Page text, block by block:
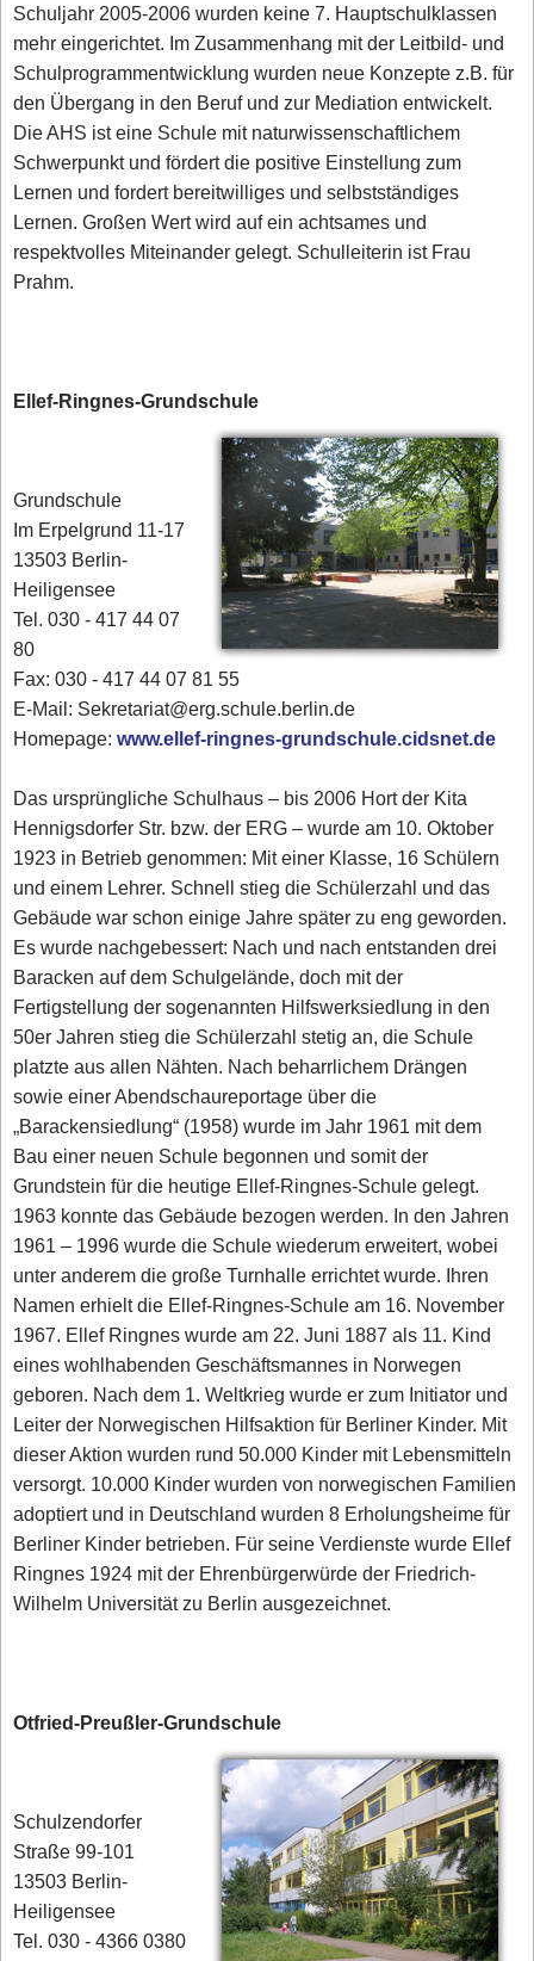
Schuljahr 2005-2006 wurden keine 7. Hauptschulklassen
mehr eingerichtet. Im Zusammenhang mit der Leitbild- und
Schulprogrammentwicklung wurden neue Konzepte z.B. für
den Übergang in den Beruf und zur Mediation entwickelt.
Die AHS ist eine Schule mit naturwissenschaftlichem
Schwerpunkt und fördert die positive Einstellung zum
Lernen und fordert bereitwilliges und selbstständiges
Lernen. Großen Wert wird auf ein achtsames und
respektvolles Miteinander gelegt. Schulleiterin ist Frau
Prahm.
Ellef-Ringnes-Grundschule
Grundschule
Im Erpelgrund 11-17
13503 Berlin-
Heiligensee
Tel. 030 - 417 44 07
80‎
Fax: 030 - 417 44 07 81 55
E-Mail: Sekretariat@erg.schule.berlin.de
Homepage:www.ellef-ringnes-grundschule.cidsnet.de
Das ursprüngliche Schulhaus – bis 2006 Hort der Kita
Hennigsdorfer Str. bzw. der ERG – wurde am 10. Oktober
1923 in Betrieb genommen: Mit einer Klasse, 16 Schülern
und einem Lehrer. Schnell stieg die Schülerzahl und das
Gebäude war schon einige Jahre später zu eng geworden.
Es wurde nachgebessert: Nach und nach entstanden drei
Baracken auf dem Schulgelände, doch mit der
Fertigstellung der sogenannten Hilfswerksiedlung in den
50er Jahren stieg die Schülerzahl stetig an, die Schule
platzte aus allen Nähten. Nach beharrlichem Drängen
sowie einer Abendschaureportage über die
„Barackensiedlung“ (1958) wurde im Jahr 1961 mit dem
Bau einer neuen Schule begonnen und somit der
Grundstein für die heutige Ellef-Ringnes-Schule gelegt.
1963 konnte das Gebäude bezogen werden. In den Jahren
1961 – 1996 wurde die Schule wiederum erweitert, wobei
unter anderem die große Turnhalle errichtet wurde. Ihren
Namen erhielt die Ellef-Ringnes-Schule am 16. November
1967. Ellef Ringnes wurde am 22. Juni 1887 als 11. Kind
eines wohlhabenden Geschäftsmannes in Norwegen
geboren. Nach dem 1. Weltkrieg wurde er zum Initiator und
Leiter der Norwegischen Hilfsaktion für Berliner Kinder. Mit
dieser Aktion wurden rund 50.000 Kinder mit Lebensmitteln
versorgt. 10.000 Kinder wurden von norwegischen Familien
adoptiert und in Deutschland wurden 8 Erholungsheime für
Berliner Kinder betrieben. Für seine Verdienste wurde Ellef
Ringnes 1924 mit der Ehrenbürgerwürde der Friedrich-
Wilhelm Universität zu Berlin ausgezeichnet.
Otfried-Preußler-Grundschule
Schulzendorfer
Straße 99-101
13503 Berlin-
Heiligensee
Tel. 030 - 4366 0380